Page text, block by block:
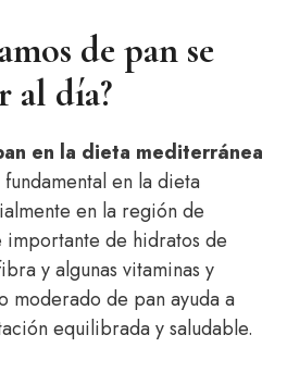
de pan se
al día?
en la dieta mediterránea
en la dieta
en la región de
importante de hidratos de
y algunas vitaminas y
moderado de pan ayuda a
equilibrada y saludable.